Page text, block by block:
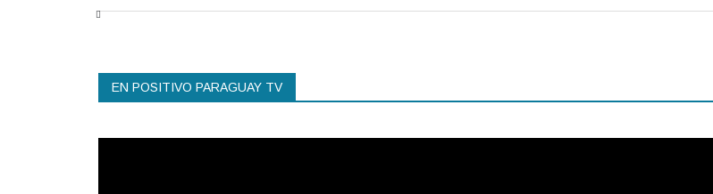
EN POSITIVO PARAGUAY TV